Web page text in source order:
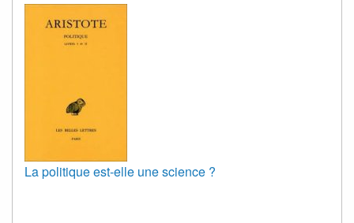
La politique est-elle une science ?